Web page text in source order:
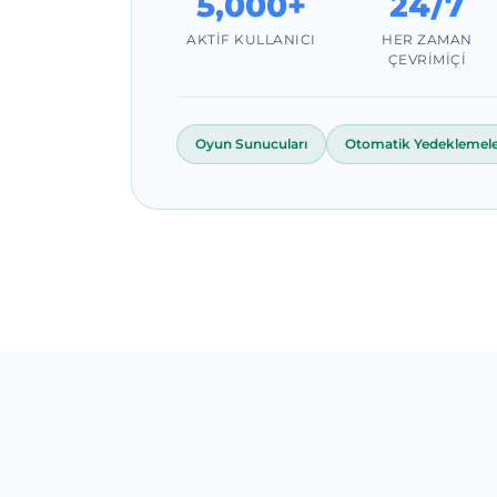
AKTIF KULLANICI
HER ZAMAN
ÇEVRIMIÇI
Oyun Sunucuları Otomatik